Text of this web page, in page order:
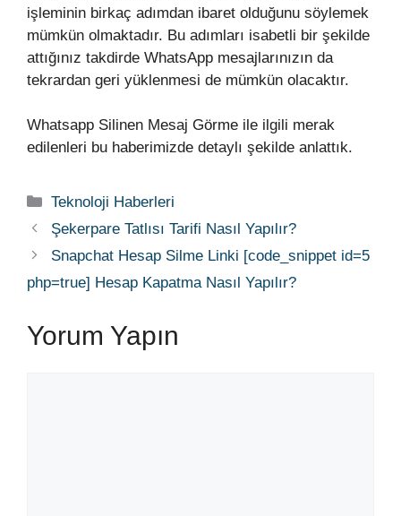
işleminin birkaç adımdan ibaret olduğunu söylemek
mümkün olmaktadır. Bu adımları isabetli bir şekilde
attığınız takdirde WhatsApp mesajlarınızın da
tekrardan geri yüklenmesi de mümkün olacaktır.
Whatsapp Silinen Mesaj Görme ile ilgili merak
edilenleri bu haberimizde detaylı şekilde anlattık.
Kategoriler
Teknoloji Haberleri
Şekerpare Tatlısı Tarifi Nasıl Yapılır?
Snapchat Hesap Silme Linki [code_snippet id=5
php=true] Hesap Kapatma Nasıl Yapılır?
Yorum Yapın